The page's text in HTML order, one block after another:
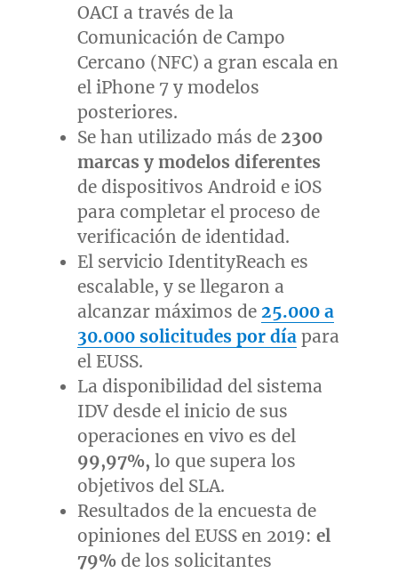
OACI a través de la
Comunicación de Campo
Cercano (NFC) a gran escala en
el iPhone 7 y modelos
posteriores.
Se han utilizado más de 2300
marcas y modelos diferentes
de dispositivos Android e iOS
para completar el proceso de
verificación de identidad.
El servicio IdentityReach es
escalable, y se llegaron a
alcanzar máximos de25.000 a
30.000 solicitudes por día para
el EUSS.
La disponibilidad del sistema
IDV desde el inicio de sus
operaciones en vivo es del
99,97%,lo que supera los
objetivos del SLA.
Resultados de la encuesta de
opiniones del EUSS en 2019:el
79% de los solicitantes